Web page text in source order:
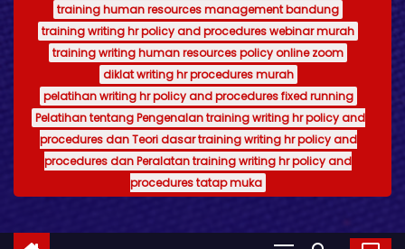
training human resources management bandung
training writing hr policy and procedures webinar murah
training writing human resources policy online zoom
diklat writing hr procedures murah
pelatihan writing hr policy and procedures fixed running
Pelatihan tentang Pengenalan training writing hr policy and
procedures dan Teori dasar training writing hr policy and
procedures dan Peralatan training writing hr policy and
procedures tatap muka